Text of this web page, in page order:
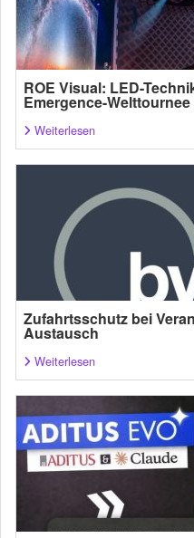
ROE Visual: LED-
Emergence-Welttournee
Weiterlesen
Zufahrtsschutz bei
Austausch
Weiterlesen